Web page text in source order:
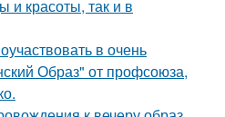
и красоты, так и в
в очень
Образ" от профсоюза,